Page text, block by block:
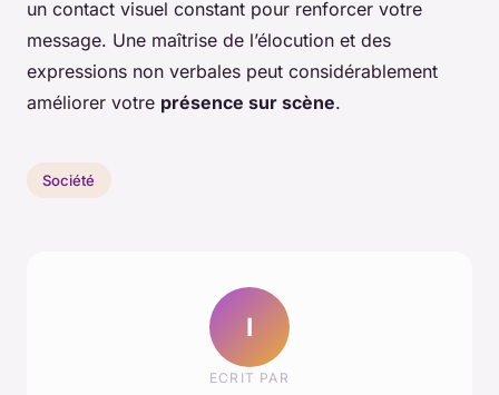
un contact visuel constant pour renforcer votre
message. Une maîtrise de l’élocution et des
expressions non verbales peut considérablement
améliorer votre présence sur scène.
Société
I
ECRIT PAR